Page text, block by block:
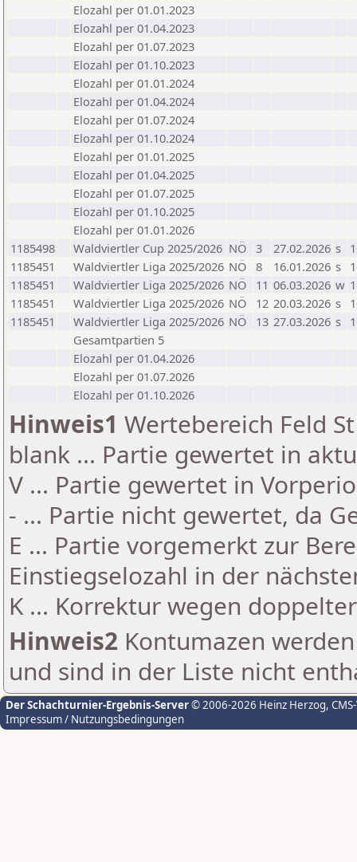
Elozahl per 01.01.2023
Elozahl per 01.04.2023
Elozahl per 01.07.2023
Elozahl per 01.10.2023
Elozahl per 01.01.2024
Elozahl per 01.04.2024
Elozahl per 01.07.2024
Elozahl per 01.10.2024
Elozahl per 01.01.2025
Elozahl per 01.04.2025
Elozahl per 01.07.2025
Elozahl per 01.10.2025
Elozahl per 01.01.2026
1185498
Waldviertler Cup 2025/2026 NÖ 3 27.02.2026 s
1185451
Waldviertler Liga 2025/2026 NÖ 8 16.01.2026 s
1185451
Waldviertler Liga 2025/2026 NÖ 11 06.03.2026 w
1185451
Waldviertler Liga 2025/2026 NÖ 12 20.03.2026 s
1185451
Waldviertler Liga 2025/2026 NÖ 13 27.03.2026 s
Gesamtpartien 5
Elozahl per 01.04.2026
Elozahl per 01.07.2026
Elozahl per 01.10.2026
Hinweis1 Wertebereich Feld
blank ... Partie gewertet in
V ... Partie gewertet in
- ... Partie nicht gewertet, da
E ... Partie vorgemerkt zur
Einstiegselozahl in der
K ... Korrektur wegen
Hinweis2 Kontumazen
und sind in der Liste nicht
Der Schachturnier-Ergebnis-Server© 2006-2026 Heinz Herzog,
Impressum / Nutzungsbedingungen